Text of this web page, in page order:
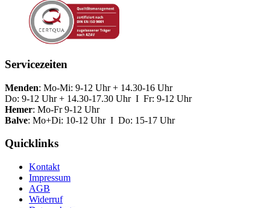
Servicezeiten
Menden: Mo-Mi: 9-12 Uhr + 14.30-16 Uhr
Do: 9-12 Uhr + 14.30-17.30 Uhr I Fr: 9-12 Uhr
Hemer: Mo-Fr 9-12 Uhr
Balve: Mo+Di: 10-12 Uhr I Do: 15-17 Uhr
Quicklinks
Kontakt
Impressum
AGB
Widerruf